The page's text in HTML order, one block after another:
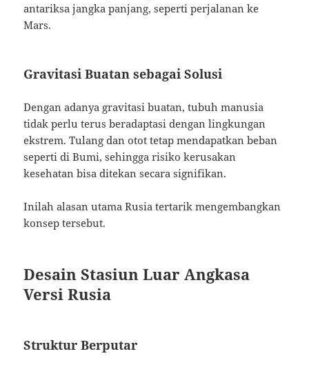
antariksa jangka panjang, seperti perjalanan ke
Mars.
Gravitasi Buatan sebagai Solusi
Dengan adanya gravitasi buatan, tubuh manusia
tidak perlu terus beradaptasi dengan lingkungan
ekstrem. Tulang dan otot tetap mendapatkan beban
seperti di Bumi, sehingga risiko kerusakan
kesehatan bisa ditekan secara signifikan.
Inilah alasan utama Rusia tertarik mengembangkan
konsep tersebut.
Desain Stasiun Luar Angkasa
Versi Rusia
Struktur Berputar